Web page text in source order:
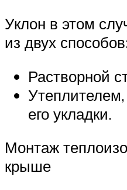
Уклон в этом
из двух
Растворной
его укладки.
Монтаж
крыше